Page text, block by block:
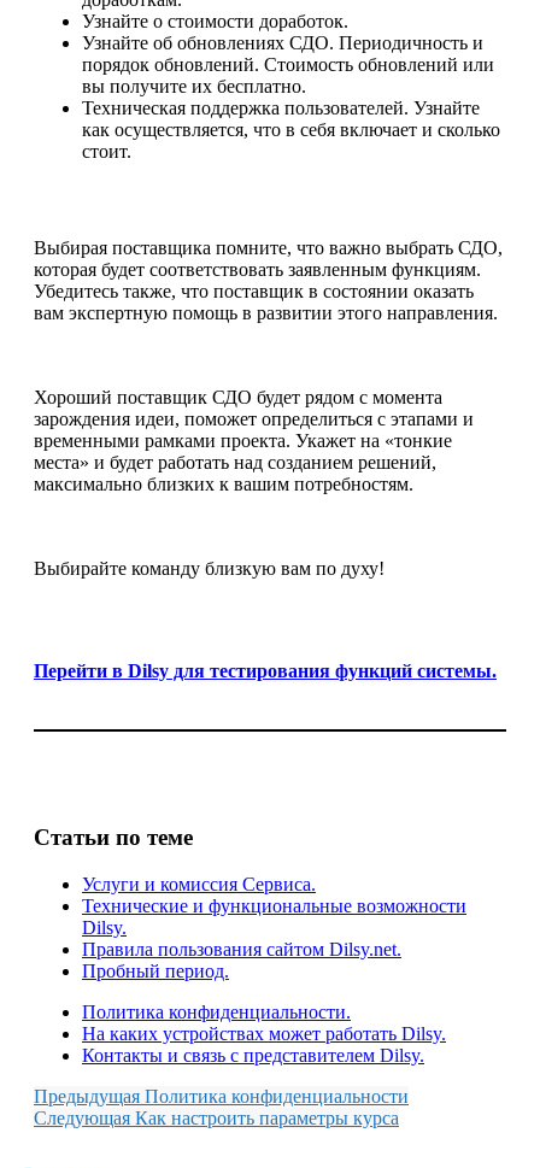
Узнайте о стоимости доработок.
Узнайте об обновлениях СДО. Периодичность и
порядок обновлений. Стоимость обновлений или
вы получите их бесплатно.
Техническая поддержка пользователей. Узнайте
как осуществляется, что в себя включает и сколько
стоит.
Выбирая поставщика помните, что важно выбрать СДО,
которая будет соответствовать заявленным функциям.
Убедитесь также, что поставщик в состоянии оказать
вам экспертную помощь в развитии этого направления.
Хороший поставщик СДО будет рядом с момента
зарождения идеи, поможет определиться с этапами и
временными рамками проекта. Укажет на «тонкие
места» и будет работать над созданием решений,
максимально близких к вашим потребностям.
Выбирайте команду близкую вам по духу!
Перейти в Dilsy для тестирования функций системы.
Статьи по теме
Услуги и комиссия Сервиса.
Технические и функциональные возможности
Dilsy.
Правила пользования сайтом Dilsy.net.
Пробный период.
Политика конфиденциальности.
На каких устройствах может работать Dilsy.
Контакты и связь с представителем Dilsy.
Предыдущая Политика конфиденциальности
Следующая Как настроить параметры курса